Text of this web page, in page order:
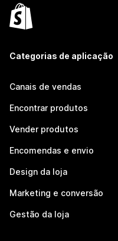
Categorias de aplicação
Canais de vendas
Encontrar produtos
Vender produtos
Encomendas e envio
Design da loja
Marketing e conversão
Gestão da loja